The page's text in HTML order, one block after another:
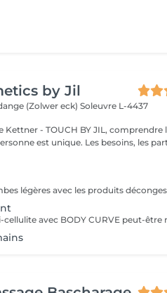
by Jil
(Zolwer eck)Soleuvre L-4437
Kettner - TOUCH BY JIL, comprendre
est unique. Les besoins, les